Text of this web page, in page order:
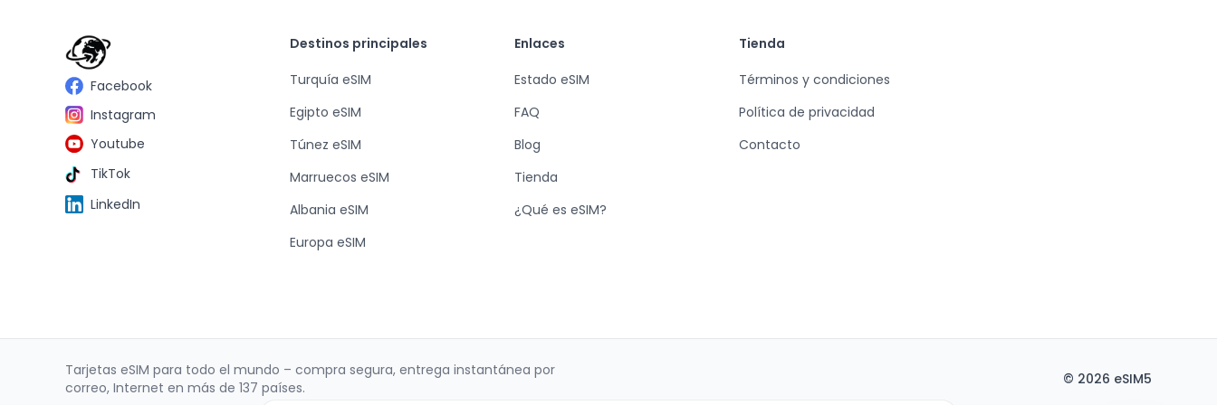
Facebook
Instagram
Youtube
TikTok
LinkedIn
Destinos principales
Turquía eSIM
Egipto eSIM
Túnez eSIM
Marruecos eSIM
Albania eSIM
Europa eSIM
Enlaces
Estado eSIM
FAQ
Blog
Tienda
¿Qué es eSIM?
Tienda
Términos y condiciones
Política de privacidad
Contacto
Tarjetas eSIM para todo el mundo – compra segura, entrega instantánea por
correo, Internet en más de 137 países.
© 2026 eSIM5